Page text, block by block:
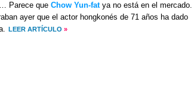
Parece que Chow Yun-fatya no está en el mercado.
ayer que el actor hongkonés de 71 años ha dado
LEER ARTÍCULO »